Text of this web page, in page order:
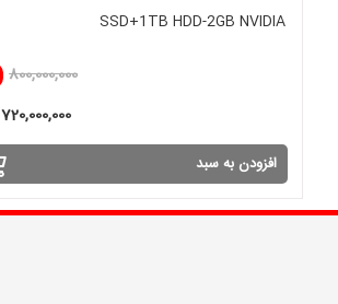
SSD+1TB HDD-2GB NVIDIA
800,000,000
720,000,000 ریال
افزودن به سبد